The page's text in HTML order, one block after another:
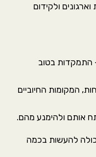
ולקידום
התמקדות בטוב
המקומות החיוביים
אותם ולהימנע מהם.
להעשות בכמה